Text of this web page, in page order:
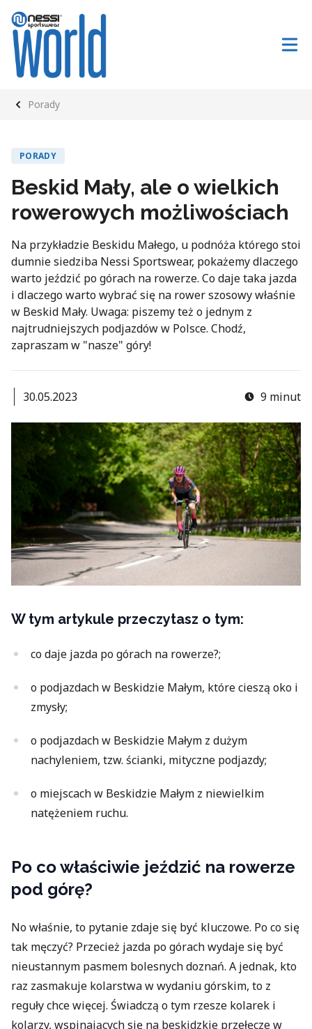
Porady
PORADY
Beskid Mały, ale o wielkich
rowerowych możliwościach
Na przykładzie Beskidu Małego, u podnóża którego stoi
dumnie siedziba Nessi Sportswear, pokażemy dlaczego
warto jeździć po górach na rowerze. Co daje taka jazda
i dlaczego warto wybrać się na rower szosowy właśnie
w Beskid Mały. Uwaga: piszemy też o jednym z
najtrudniejszych podjazdów w Polsce. Chodź,
zapraszam w "nasze" góry!
30.05.2023 9 minut
W tym artykule przeczytasz o tym:
co daje jazda po górach na rowerze?;
o podjazdach w Beskidzie Małym, które cieszą oko i
zmysły;
o podjazdach w Beskidzie Małym z dużym
nachyleniem, tzw. ścianki, mityczne podjazdy;
o miejscach w Beskidzie Małym z niewielkim
natężeniem ruchu.
Po co właściwie jeździć na rowerze
pod górę?
No właśnie, to pytanie zdaje się być kluczowe. Po co się
tak męczyć? Przecież jazda po górach wydaje się być
nieustannym pasmem bolesnych doznań. A jednak, kto
raz zasmakuje kolarstwa w wydaniu górskim, to z
reguły chce więcej. Świadczą o tym rzesze kolarek i
kolarzy, wspinających się na beskidzkie przełęcze w